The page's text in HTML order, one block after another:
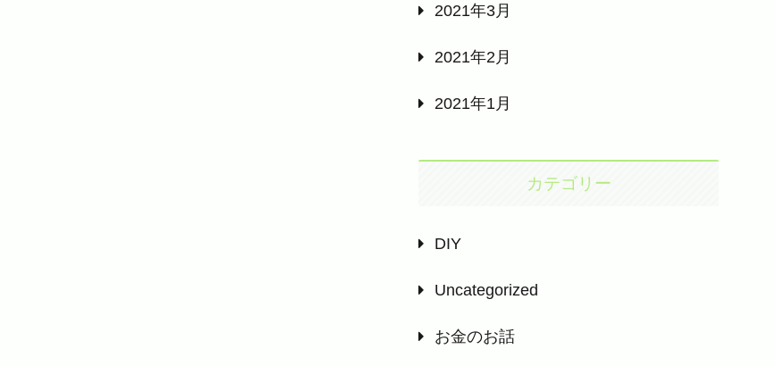
2021年3月
2021年2月
2021年1月
カテゴリー
DIY
Uncategorized
お金のお話